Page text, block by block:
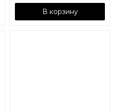
В корзину